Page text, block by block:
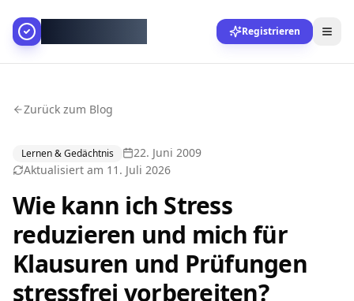
Registrieren
Zurück zum Blog
Lernen & Gedächtnis
22. Juni 2009
Aktualisiert am 11. Juli 2026
Wie kann ich Stress
reduzieren und mich für
Klausuren und Prüfungen
stressfrei vorbereiten?